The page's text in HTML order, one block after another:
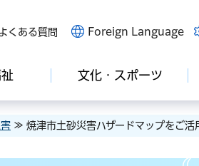
くある質問 Foreign Language
文化・スポーツ
≫ 焼津市土砂災害ハザードマップをご活